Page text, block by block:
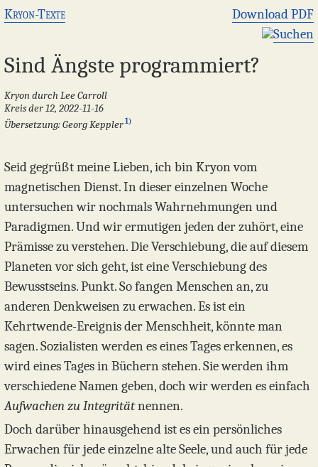
Kryon-Texte
Download PDF
Suchen
Sind Ängste programmiert?
Kryon durch Lee Carroll
Kreis der 12, 2022-11-16
Übersetzung: Georg Keppler1)
Seid gegrüßt meine Lieben, ich bin Kryon vom
magnetischen Dienst. In dieser einzelnen Woche
untersuchen wir nochmals Wahrnehmungen und
Paradigmen. Und wir ermutigen jeden der zuhört, eine
Prämisse zu verstehen. Die Verschiebung, die auf diesem
Planeten vor sich geht, ist eine Verschiebung des
Bewusstseins. Punkt. So fangen Menschen an, zu
anderen Denkweisen zu erwachen. Es ist ein
Kehrtwende-Ereignis der Menschheit, könnte man
sagen. Sozialisten werden es eines Tages erkennen, es
wird eines Tages in Büchern stehen. Sie werden ihm
verschiedene Namen geben, doch wir werden es einfach
Aufwachen zu Integritätnennen.
Doch darüber hinausgehend ist es ein persönliches
Erwachen für jede einzelne alte Seele, und auch für jede